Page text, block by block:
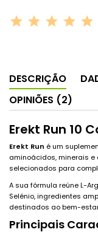
DESCRIÇÃO
OPINIÕES (2)
Erekt Run 10
Erekt Run é um
aminoácidos, minerais
selecionados para
A sua fórmula reúne L-
Selénio, ingredientes
destinados ao bem-
Principais